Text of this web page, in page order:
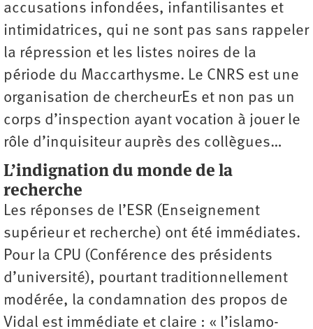
accusations infondées, infantilisantes et
intimidatrices, qui ne sont pas sans rappeler
la répression et les listes noires de la
période du Maccarthysme. Le CNRS est une
organisation de chercheurEs et non pas un
corps d’inspection ayant vocation à jouer le
rôle d’inquisiteur auprès des collègues…
L’indignation du monde de la
recherche
Les réponses de l’ESR (Enseignement
supérieur et recherche) ont été immédiates.
Pour la CPU (Conférence des présidents
d’université), pourtant traditionnellement
modérée, la condamnation des propos de
Vidal est immédiate et claire : « l’islamo-